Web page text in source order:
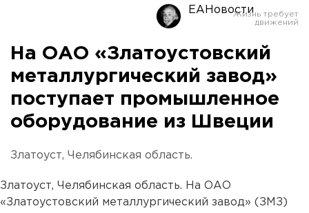
ЕАНовости
На ОАО «Златоустовский
металлургический завод»
поступает промышленное
оборудование из Швеции
Златоуст, Челябинская область.
Златоуст, Челябинская область. На ОАО
«Златоустовский металлургический завод» (ЗМЗ)